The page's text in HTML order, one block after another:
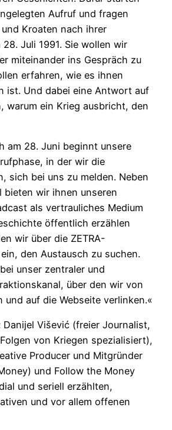
Aufruf und fragen
Kroaten nach ihrer
Juli 1991. Sie wollen wir
miteinander ins Gespräch zu
erfahren, wie es ihnen
ist. Und dabei eine Antwort auf
warum ein Krieg ausbricht, den
am 28. Juni beginnt unsere
in der wir die
sich bei uns zu melden. Neben
bieten wir ihnen unseren
als vertrauliches Medium
öffentlich erzählen
wir über die ZETRA-
den Austausch zu suchen.
unser zentraler und
über den wir von
und auf die Webseite verlinken.«
Danijel Višević (freier Journalist,
von Kriegen spezialisiert),
Producer und Mitgründer
und Follow the Money
und seriell erzählten,
und vor allem offenen